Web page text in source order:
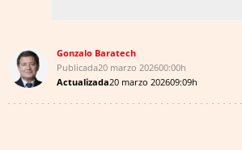
Gonzalo Baratech
Publicada20 marzo 202600:00h
Actualizada20 marzo 202609:09h